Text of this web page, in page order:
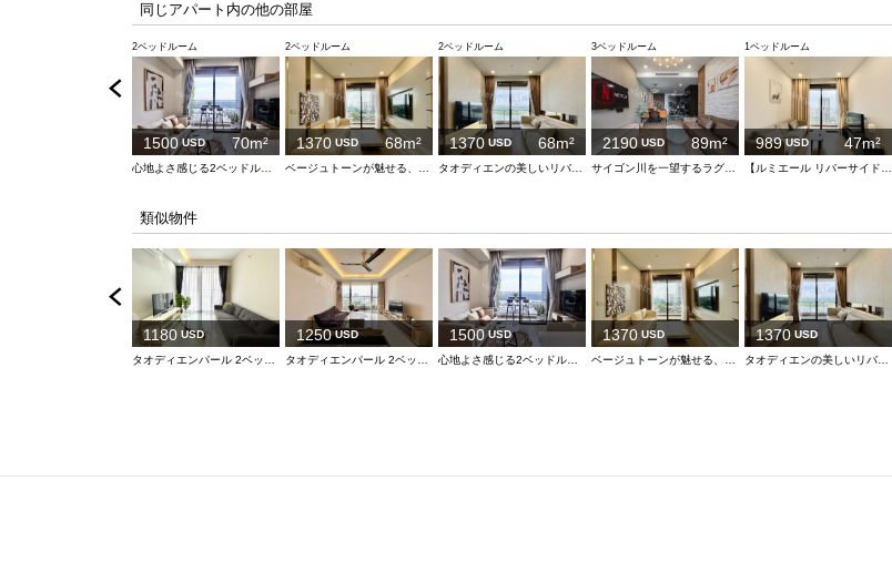
同じアパート内の他の部屋
2ベッドルーム
1500USD 70m²
2ベッドルーム
1370 USD 68m²
2ベッドルーム
1370 USD 68m²
3ベッドルーム
2190 USD 89m²
1ベッドルーム
989USD 47m²
類似物件
1180 USD 1250USD 1500USD 1370 USD 1370 USD